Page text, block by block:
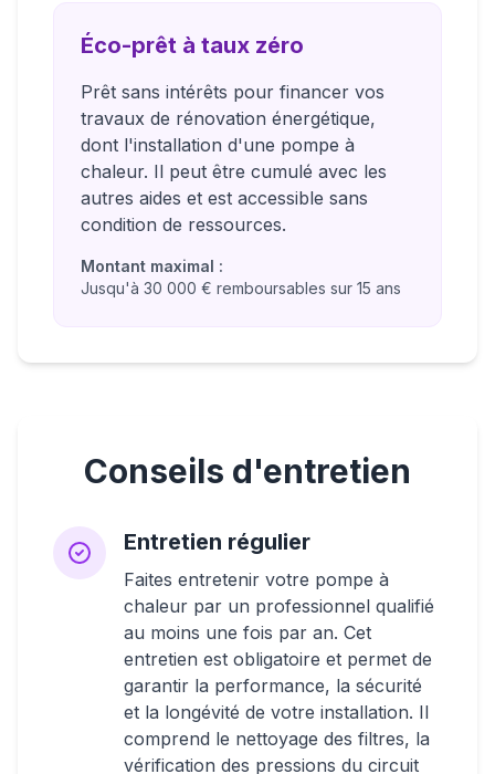
Éco-prêt à taux zéro
Prêt sans intérêts pour financer vos
travaux de rénovation énergétique,
dont l'installation d'une pompe à
chaleur. Il peut être cumulé avec les
autres aides et est accessible sans
condition de ressources.
Montant maximal :
Jusqu'à 30 000 € remboursables sur 15 ans
Conseils d'entretien
Entretien régulier
Faites entretenir votre pompe à
chaleur par un professionnel qualifié
au moins une fois par an. Cet
entretien est obligatoire et permet de
garantir la performance, la sécurité
et la longévité de votre installation. Il
comprend le nettoyage des filtres, la
vérification des pressions du circuit